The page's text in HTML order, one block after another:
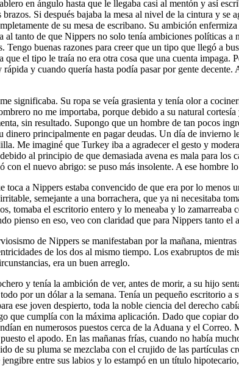
en ángulo hasta que le llegaba casi al mentón y así
Si después bajaba la mesa al nivel de la cintura y se
de su mesa de escribano. Su ambición
tanto de que Nippers no solo tenía ambiciones políticas
buenas razones para creer que un tipo que llegó a
el tipo le traía no era otra cosa que una cuenta impaga.
y cuando quería hasta podía pasar por gente decente.
significaba. Su ropa se veía grasienta y tenía olor a
no me importaba, porque debido a su natural
sin resultado. Supongo que un hombre de tan pocos
principalmente en pagar deudas. Un día de invierno
Me imaginé que Turkey iba a agradecer el gesto y
al principio de que demasiada avena es mala para los
el nuevo abrigo: se puso más insolente. A ese hombre
a Nippers estaba convencido de que era por lo menos
semejante a una borrachera, que ya ni necesitaba
tomaba el escritorio entero y lo meneaba y lo
pienso en eso, veo con claridad que para Nippers tanto el
de Nippers se manifestaban por la mañana,
de los dos al mismo tiempo. Los exabruptos de
era un buen arreglo.
y tenía la ambición de ver, antes de morir, a su hijo
por un dólar a la semana. Tenía un pequeño escritorio a
ese joven despierto, toda la noble ciencia del derecho
que cumplía con la máxima aplicación. Dado que copiar
en numerosos puestos cerca de la Aduana y el
el apodo. En las mañanas frías, cuando no había
de su pluma se mezclaba con el crujido de las partículas
entre sus labios y lo estampó en un título